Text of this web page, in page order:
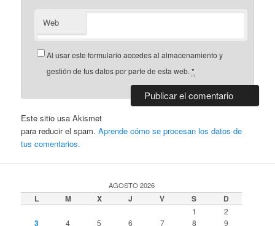
Web
Al usar este formulario accedes al almacenamiento y
gestión de tus datos por parte de esta web.*
Este sitio usa Akismet
para reducir el spam.Aprende cómo se procesan los datos de
tus comentarios.
AGOSTO 2026
L M X J V S D
1 2
3 4 5 6 7 8 9